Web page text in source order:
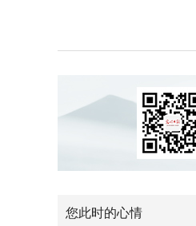
您此时的心情